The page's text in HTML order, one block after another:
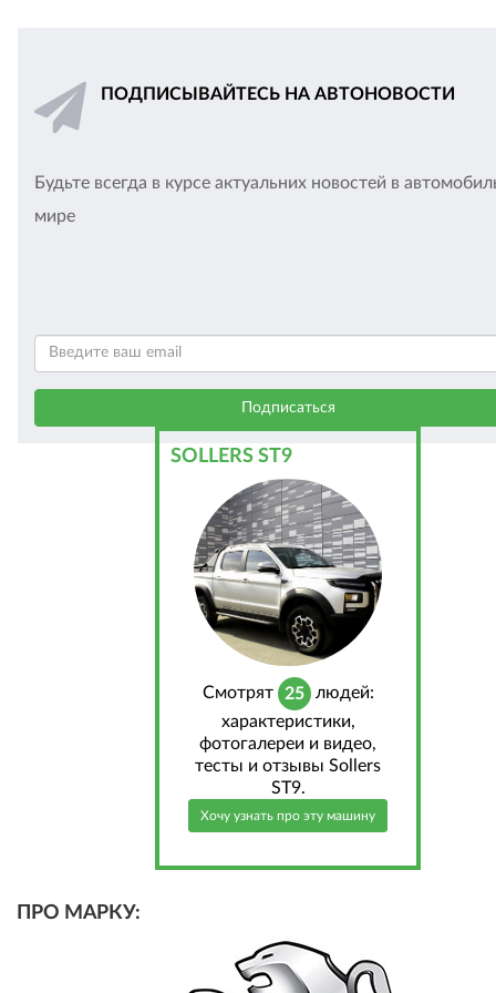
ПОДПИСЫВАЙТЕСЬ НА АВТОНОВОСТИ
Будьте всегда в курсе актуальних новостей в
мире
SOLLERS ST9
Cмотрят 25 людей:
характеристики,
фотогалереи и видео,
тесты и отзывы Sollers
ST9.
Хочу узнать про эту машину
ПРО МАРКУ: